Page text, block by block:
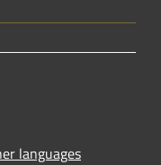
languages